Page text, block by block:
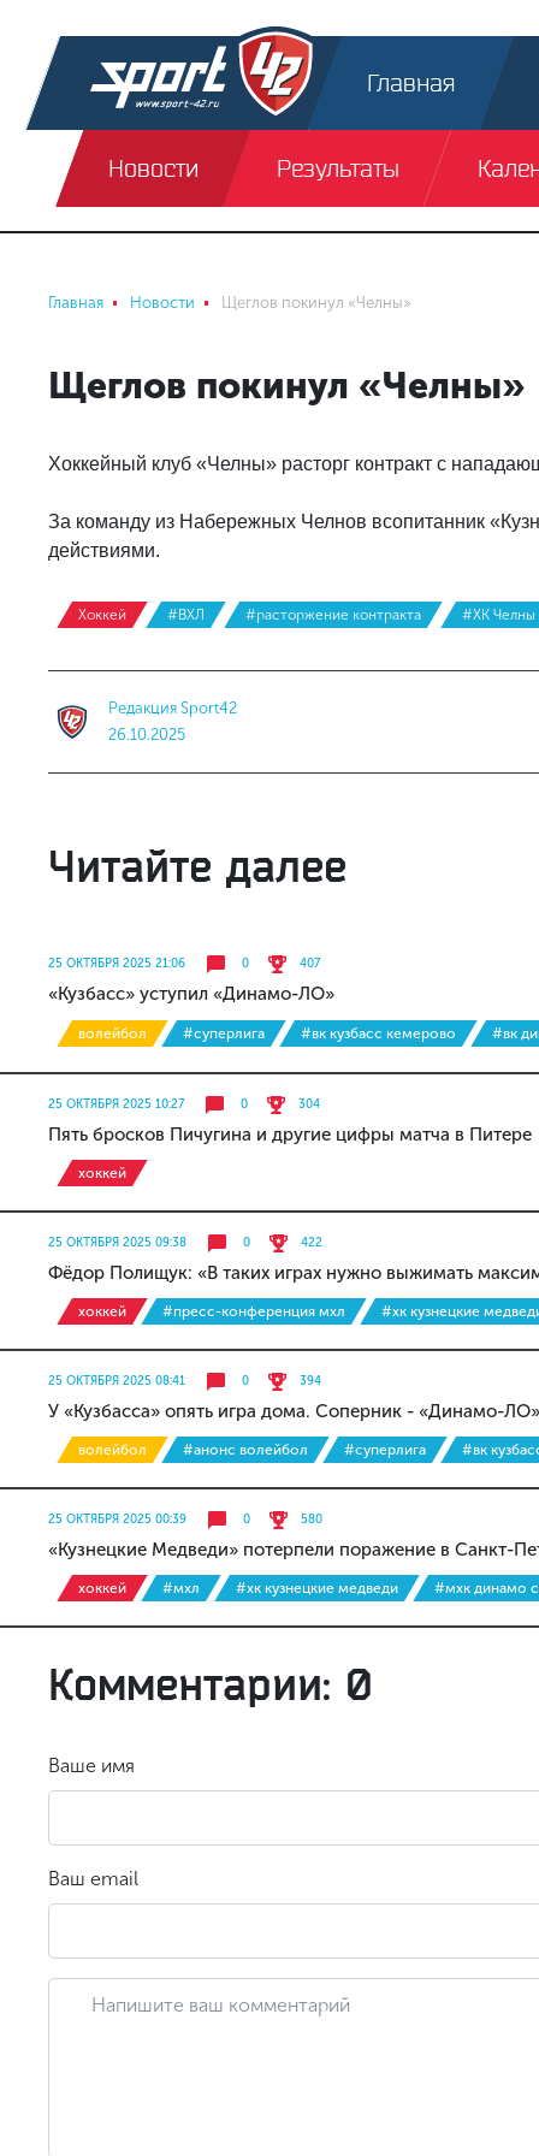
Главная
Новости Результаты
Главная Новости Щеглов покинул «Челны»
Щеглов покинул «Челны»
Хоккейный клуб «Челны» расторг контракт с
За команду из Набережных Челнов всопитанник
действиями.
Хоккей #ВХЛ #расторжение контракта #ХК Челны
Редакция Sport42
26.10.2025
Читайте далее
25 ОКТЯБРЯ 2025 21:06 0 407
«Кузбасс» уступил «Динамо-ЛО»
волейбол #суперлига #вк кузбасс кемерово #вк
25 ОКТЯБРЯ 2025 10:27 0 304
Пять бросков Пичугина и другие цифры матча в Питере
хоккей
25 ОКТЯБРЯ 2025 09:38 0 422
Фёдор Полищук: «В таких играх нужно выжимать
хоккей #пресс-конференция мхл #хк кузнецкие
25 ОКТЯБРЯ 2025 08:41 0 394
У «Кузбасса» опять игра дома. Соперник - «Динамо-ЛО»
волейбол #анонс волейбол #суперлига #вк
25 ОКТЯБРЯ 2025 00:39 0 580
«Кузнецкие Медведи» потерпели поражение в Санкт-
хоккей #мхл #хк кузнецкие медведи #мхк динамо
Комментарии: 0
Ваше имя
Ваш email